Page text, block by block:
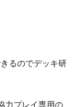
るのでデッキ研
力プレイ専用の